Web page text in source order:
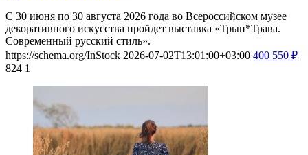
С 30 июня по 30 августа 2026 года во Всероссийском музее
декоративного искусства пройдет выставка «Трын*Трава.
Современный русский стиль».
https://schema.org/InStock 2026-07-02T13:01:00+03:00 400 550 ₽
824 1